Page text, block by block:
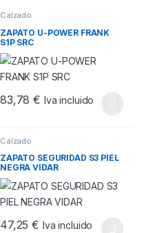
Calzado
ZAPATO U-POWER FRANK
S1P SRC
83,78€ Iva incluido
Calzado
ZAPATO SEGURIDAD S3 PIEL
NEGRA VIDAR
47,25€ Iva incluido